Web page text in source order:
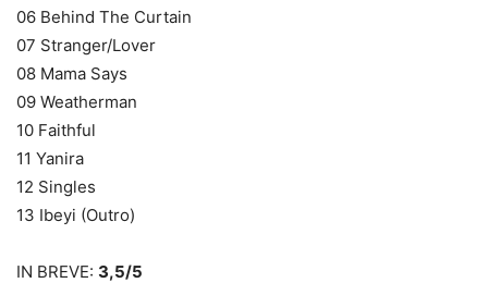
06 Behind The Curtain
07 Stranger/Lover
08 Mama Says
09 Weatherman
10 Faithful
11 Yanira
12 Singles
13 Ibeyi (Outro)
IN BREVE: 3,5/5